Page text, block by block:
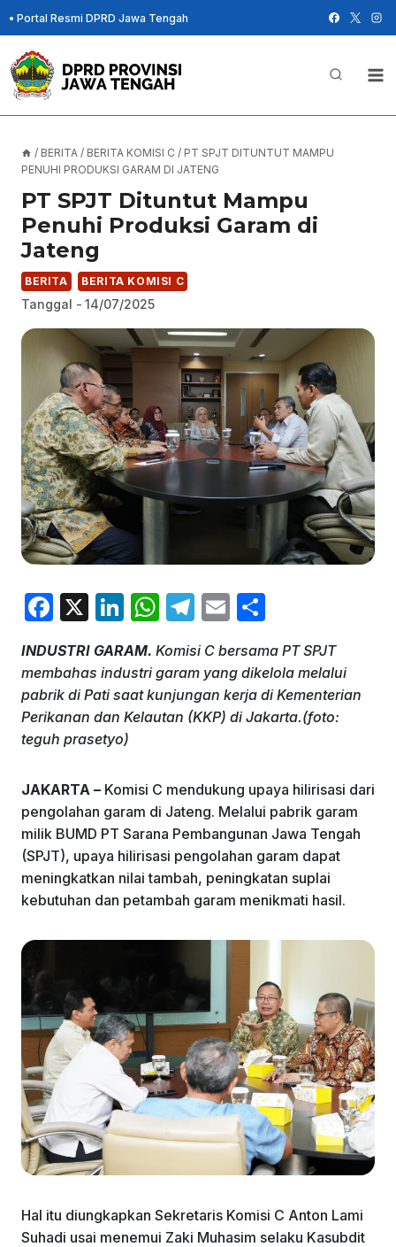
Skip
to
content
• Portal Resmi DPRD Jawa Tengah
/ BERITA / BERITA KOMISI C / PT SPJT DITUNTUT MAMPU
PENUHI PRODUKSI GARAM DI JATENG
PT SPJT Dituntut Mampu
Penuhi Produksi Garam di
Jateng
BERITA BERITA KOMISI C
Tanggal - 14/07/2025
F
c
e
b
o
o
k
X
Li
k
e
dI
n
W
at
s
A
p
T
e
gr
a
E
ai
l
ar
e
INDUSTRI GARAM. Komisi C bersama PT SPJT
membahas industri garam yang dikelola melalui
pabrik di Pati saat kunjungan kerja di Kementerian
Perikanan dan Kelautan (KKP) di Jakarta.(foto:
teguh prasetyo)
JAKARTA – Komisi C mendukung upaya hilirisasi dari
pengolahan garam di Jateng. Melalui pabrik garam
milik BUMD PT Sarana Pembangunan Jawa Tengah
(SPJT), upaya hilirisasi pengolahan garam dapat
meningkatkan nilai tambah, peningkatan suplai
kebutuhan dan petambah garam menikmati hasil.
Hal itu diungkapkan Sekretaris Komisi C Anton Lami
Suhadi usai menemui Zaki Muhasim selaku Kasubdit